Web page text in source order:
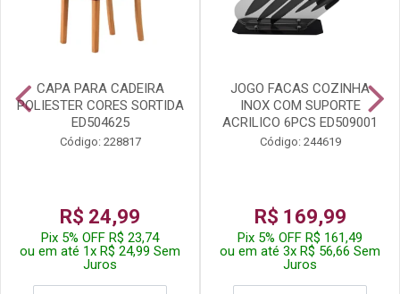
CAPA PARA CADEIRA
POLIESTER CORES SORTIDA
ED504625
Código: 228817
R$ 24,99
Pix 5% OFF R$ 23,74
ou em até 1x R$ 24,99 Sem
Juros
JOGO FACAS COZINHA
INOX COM SUPORTE
ACRILICO 6PCS ED509001
Código: 244619
R$ 169,99
Pix 5% OFF R$ 161,49
ou em até 3x R$ 56,66 Sem
Juros